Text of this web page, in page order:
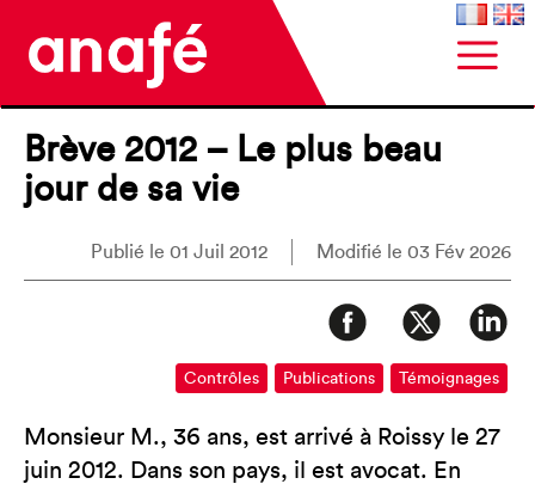
Brève 2012 – Le plus beau
jour de sa vie
Publié le 01 Juil 2012 Modifié le 03 Fév 2026
Contrôles Publications Témoignages
Monsieur M., 36 ans, est arrivé à Roissy le 27
juin 2012. Dans son pays, il est avocat. En